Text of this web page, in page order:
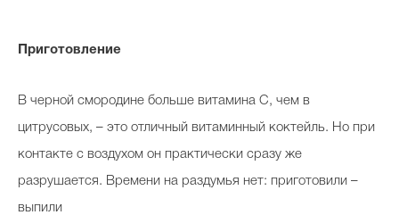
Приготовление
В черной смородине больше витамина С, чем в
цитрусовых, – это отличный витаминный коктейль. Но при
контакте с воздухом он практически сразу же
разрушается. Времени на раздумья нет: приготовили –
выпили